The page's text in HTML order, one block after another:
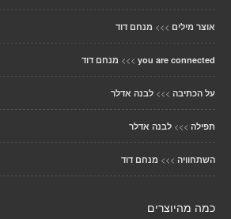
אוצר מילים >>> מנחם דוד
you are connected
>>> מנחם דוד
על הכתיבה >>> לבנה אדלר
תפילה >>> לבנה אדלר
השתחוויה >>> מנחם דוד
כמה מהיוצרים